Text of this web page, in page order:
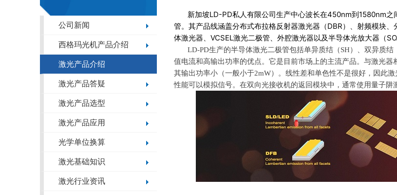
公司新闻
西格玛光机产品介绍
激光产品介绍
激光产品答疑
激光产品选型
激光产品应用
光学单位换算
激光基础知识
激光行业资讯
新加坡LD-PD私人有限公司生产中心波长在450nm到1580nm
管。其产品线涵盖分布式布拉格反射器激光器（DBR）、射频模块
体激光器、VCSEL激光二极管、外腔激光器以及半导体光放大器（
LD-PD生产的半导体激光二极管包括单异质结（SH）、双异质结
值电流和高输出功率的优点。它是目前市场上的主流产品。与激光
其输出功率小（一般小于2mW）。线性差和单色性不是很好，因此
性能可以模拟信号。在双向光接收机的返回模块中，通常使用量子阱